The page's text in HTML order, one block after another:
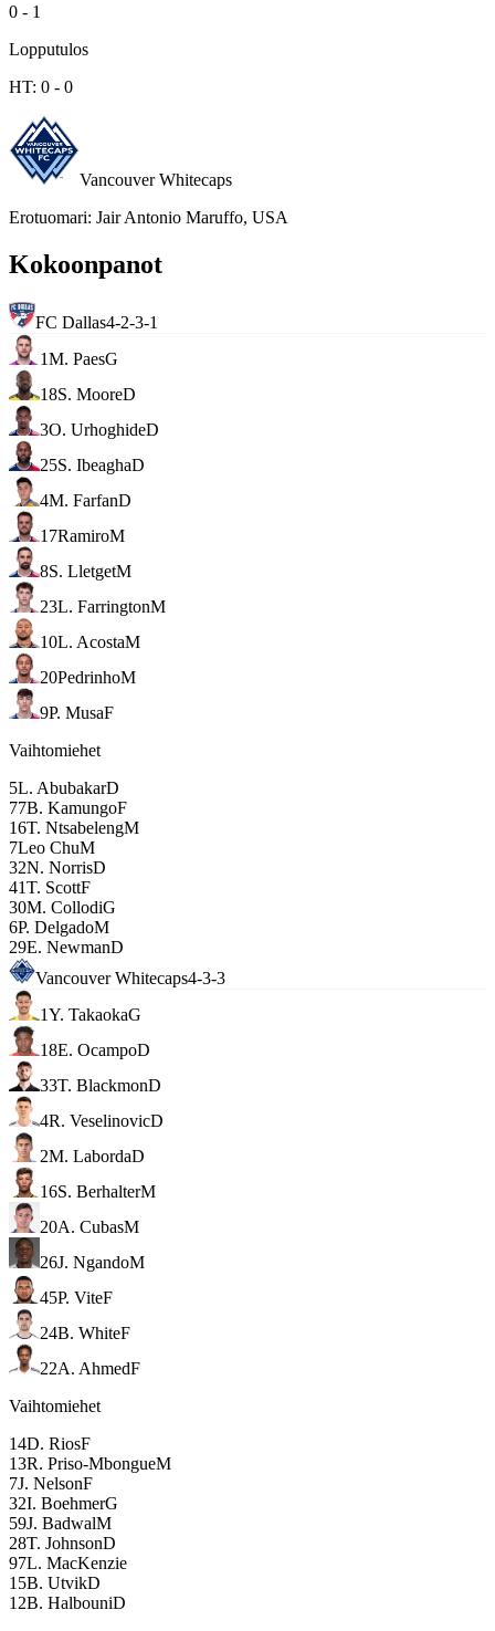
0 - 1
Lopputulos
HT: 0 - 0
Vancouver Whitecaps
Erotuomari: Jair Antonio Maruffo, USA
Kokoonpanot
FC Dallas4-2-3-1
1M. PaesG
18S. MooreD
3O. UrhoghideD
25S. IbeaghaD
4M. FarfanD
17RamiroM
8S. LletgetM
23L. FarringtonM
10L. AcostaM
20PedrinhoM
9P. MusaF
Vaihtomiehet
5L. AbubakarD
77B. KamungoF
16T. NtsabelengM
7Leo ChuM
32N. NorrisD
41T. ScottF
30M. CollodiG
6P. DelgadoM
29E. NewmanD
Vancouver Whitecaps4-3-3
1Y. TakaokaG
18E. OcampoD
33T. BlackmonD
4R. VeselinovicD
2M. LabordaD
16S. BerhalterM
20A. CubasM
26J. NgandoM
45P. ViteF
24B. WhiteF
22A. AhmedF
Vaihtomiehet
14D. RiosF
13R. Priso-MbongueM
7J. NelsonF
32I. BoehmerG
59J. BadwalM
28T. JohnsonD
97L. MacKenzie
15B. UtvikD
12B. HalbouniD